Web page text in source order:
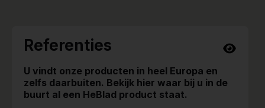
Referenties
U vindt onze producten in heel Europa en
zelfs daarbuiten. Bekijk hier waar bij u in de
buurt al een HeBlad product staat.